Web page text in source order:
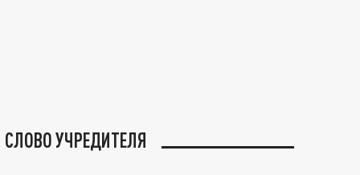
СЛОВО УЧРЕДИТЕЛЯ